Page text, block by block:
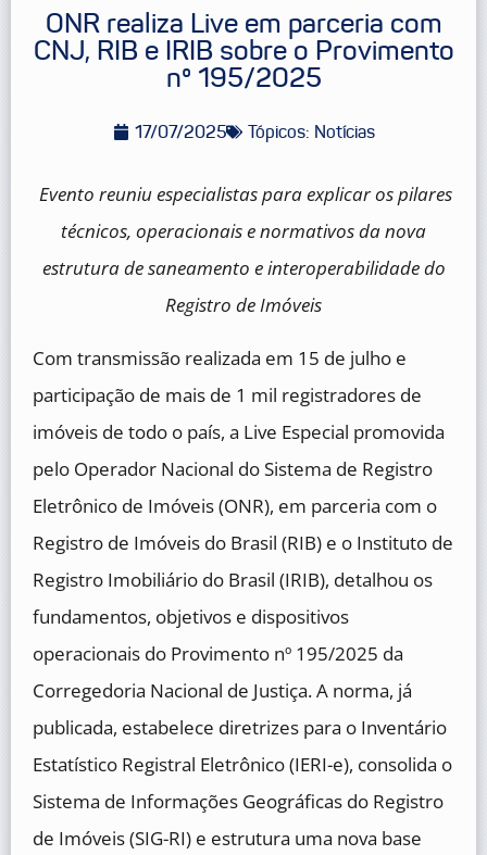
ONR realiza Live em parceria com
CNJ, RIB e IRIB sobre o Provimento
nº 195/2025
17/07/2025 Tópicos: Notícias
Evento reuniu especialistas para explicar os pilares
técnicos, operacionais e normativos da nova
estrutura de saneamento e interoperabilidade do
Registro de Imóveis
Com transmissão realizada em 15 de julho e
participação de mais de 1 mil registradores de
imóveis de todo o país, a Live Especial promovida
pelo Operador Nacional do Sistema de Registro
Eletrônico de Imóveis (ONR), em parceria com o
Registro de Imóveis do Brasil (RIB) e o Instituto de
Registro Imobiliário do Brasil (IRIB), detalhou os
fundamentos, objetivos e dispositivos
operacionais do Provimento nº 195/2025 da
Corregedoria Nacional de Justiça. A norma, já
publicada, estabelece diretrizes para o Inventário
Estatístico Registral Eletrônico (IERI-e), consolida o
Sistema de Informações Geográficas do Registro
de Imóveis (SIG-RI) e estrutura uma nova base